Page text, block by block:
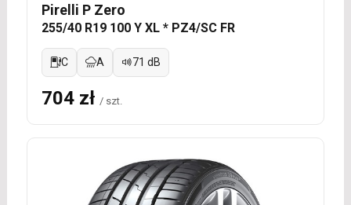
Pirelli P Zero
255/40 R19 100 Y XL * PZ4/SC FR
C A 71 dB
704 zł / szt.